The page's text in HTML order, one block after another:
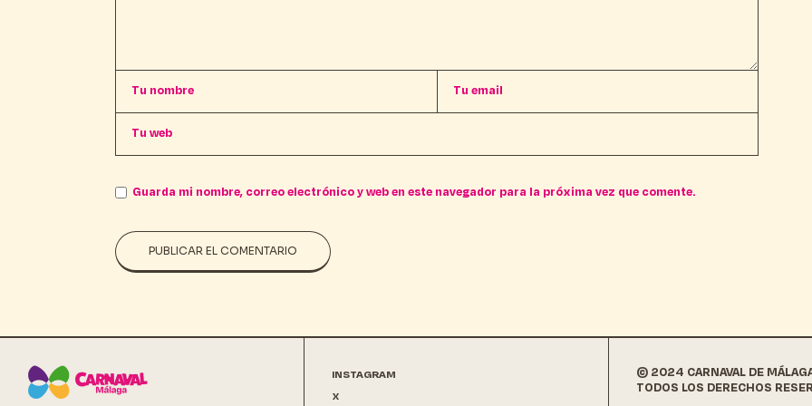
Guarda mi nombre, correo electrónico y web en este navegador para la próxima vez que comente.
PUBLICAR EL COMENTARIO
INSTAGRAM
X
© 2024 CARNAVAL DE
TODOS LOS DERECHOS